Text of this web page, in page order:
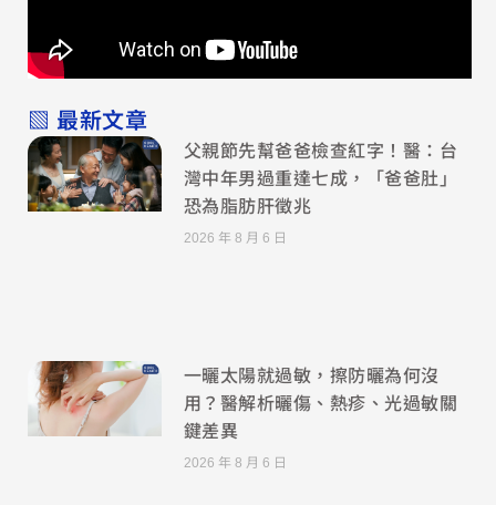
▧ 最新文章
父親節先幫爸爸檢查紅字！醫：台
灣中年男過重達七成，「爸爸肚」
恐為脂肪肝徵兆
2026 年 8 月 6 日
一曬太陽就過敏，擦防曬為何沒
用？醫解析曬傷、熱疹、光過敏關
鍵差異
2026 年 8 月 6 日